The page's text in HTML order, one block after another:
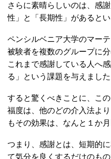
さらに素晴らしいのは、感
性」と「長期性」があるとい
ペンシルベニア大学のマー
被験者を複数のグループに
これまで感謝している人へ
る」という課題を与えました
すると驚くべきことに、こ
福度は、他のどの介入法よ
もその効果は、なんと１か
つまり、感謝とは、短期的
て気分を良くするだけのも